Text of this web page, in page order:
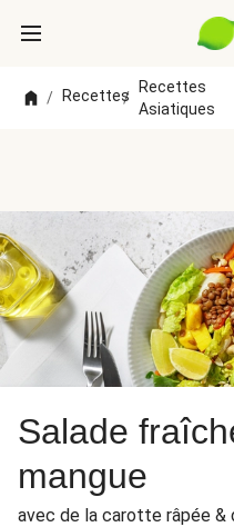
/ Recettes
/
Recettes
Asiatiques
Salade
mangue
avec de la carotte râpée &